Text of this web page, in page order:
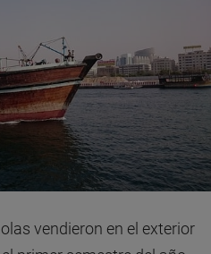
vendieron en el exterior